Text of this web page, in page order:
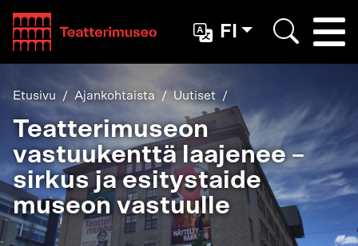
Teatterimuseo
FI
Etusivu Ajankohtaista Uutiset
Teatterimuseon
vastuukenttä laajenee –
sirkus ja esitystaide
museon vastuulle